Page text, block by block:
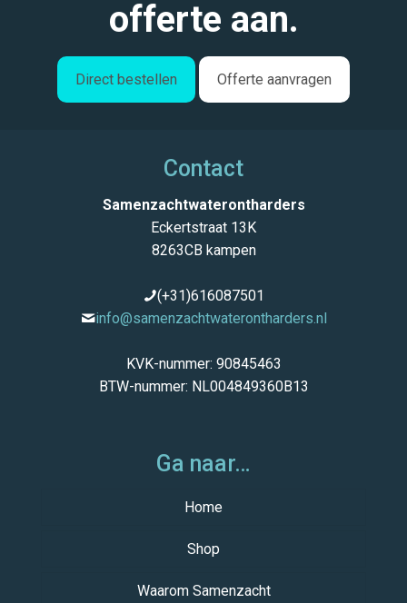
offerte aan.
Direct bestellen Offerte aanvragen
Contact
Samenzachtwaterontharders
Eckertstraat 13K
8263CB kampen
(+31)616087501
info@samenzachtwaterontharders.nl
KVK-nummer: 90845463
BTW-nummer: NL004849360B13
Ga naar…
Home
Shop
Samenzacht Deluxe
Waarom Samenzacht